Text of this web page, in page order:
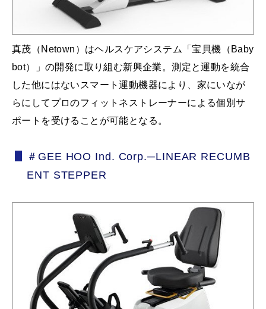
真茂（Netown）はヘルスケアシステム「宝貝機（Baby
bot）」の開発に取り組む新興企業。測定と運動を統合
した他にはないスマート運動機器により、家にいなが
らにしてプロのフィットネストレーナーによる個別サ
ポートを受けることが可能となる。
＃GEE HOO Ind. Corp.─LINEAR RECUMB
ENT STEPPER